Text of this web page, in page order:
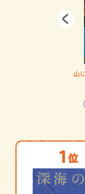
山